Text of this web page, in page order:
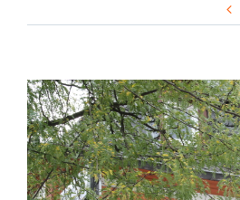
Contact
View
Larger
Image